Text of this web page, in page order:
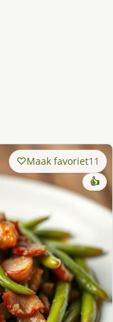
Maak favoriet11
👍